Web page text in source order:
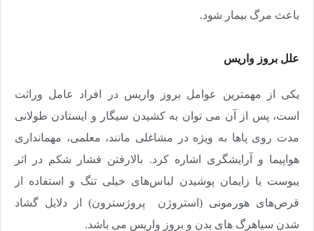
باعث مرگ بیمار ‌شود.
علل بروز واریس
یکی از مهمترین عوامل بروز واریس در افراد عامل وراثت
است، پس از آن می توان به کشیدن سیگار و ایستادن طولانی
مدت روی پاها به ویژه در مشاغلی مانند، معلمی، مهمانداری
هواپیما و آرایشگری اشاره کرد. بالارفتن فشار شکم در اثر
یبوست یا زایمان پوشیدن لباس‌های خیلی تنگ و استفاده از
قرص‌های هورمونی (استروژن پروژسترون)‌ از دلایل گشاد
شدن سیاهرگ های بدن و بروز واریس می باشد.